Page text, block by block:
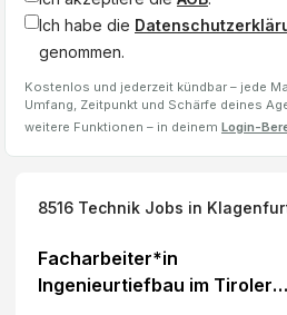
Ich habe die
genommen.
Kostenlos und jederzeit kündbar – jede
Umfang, Zeitpunkt und Schärfe deines
weitere Funktionen – in deinem Login-
8516 Technik Jobs in
Facharbeiter*in
Ingenieurtiefbau im Tiroler